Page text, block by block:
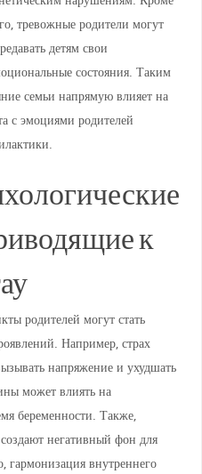
тревожные родители могут
детям свои
состояния. Таким
семьи напрямую влияет на
с эмоциями родителей
к
родителей могут стать
Например, страх
напряжение и ухудшать
может влиять на
беременности. Также,
негативный фон для
гармонизация внутреннего